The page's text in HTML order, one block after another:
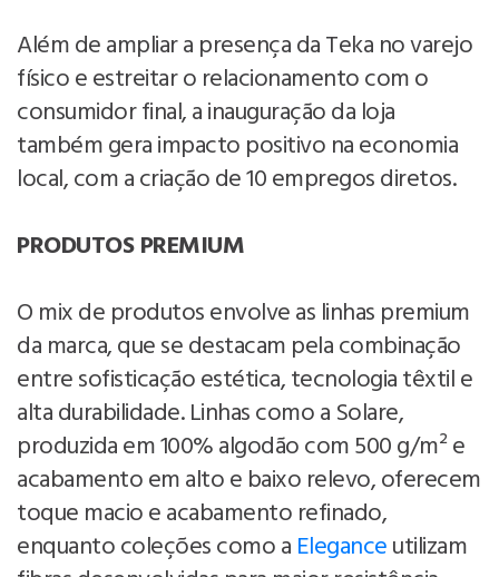
Além de ampliar a presença da Teka no varejo
físico e estreitar o relacionamento com o
consumidor final, a inauguração da loja
também gera impacto positivo na economia
local, com a criação de 10 empregos diretos.
PRODUTOS PREMIUM
O mix de produtos envolve as linhas premium
da marca, que se destacam pela combinação
entre sofisticação estética, tecnologia têxtil e
alta durabilidade. Linhas como a Solare,
produzida em 100% algodão com 500 g/m² e
acabamento em alto e baixo relevo, oferecem
toque macio e acabamento refinado,
enquanto coleções como a Eleganceutilizam